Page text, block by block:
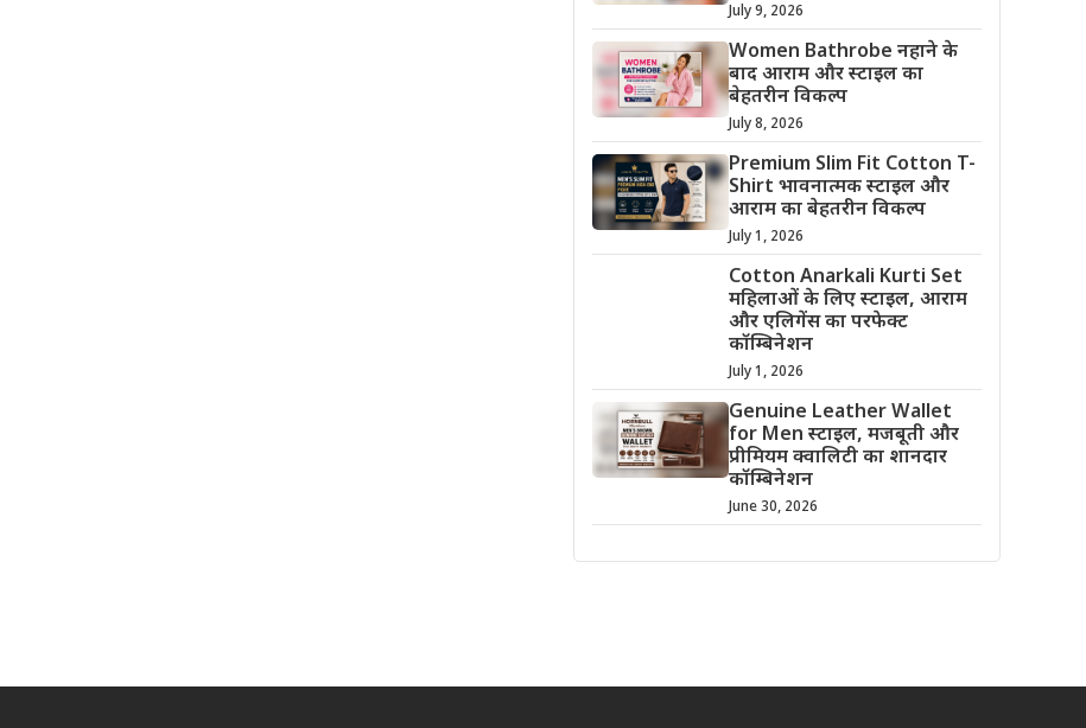
July 9, 2026
Women Bathrobe नहाने के
बाद आराम और स्टाइल का
बेहतरीन विकल्प
July 8, 2026
Premium Slim Fit Cotton T-
Shirt भावनात्मक स्टाइल और
आराम का बेहतरीन विकल्प
July 1, 2026
Cotton Anarkali Kurti Set
महिलाओं के लिए स्टाइल, आराम
और एलिगेंस का परफेक्ट
कॉम्बिनेशन
July 1, 2026
Genuine Leather Wallet
for Men स्टाइल, मजबूती और
प्रीमियम क्वालिटी का शानदार
कॉम्बिनेशन
June 30, 2026